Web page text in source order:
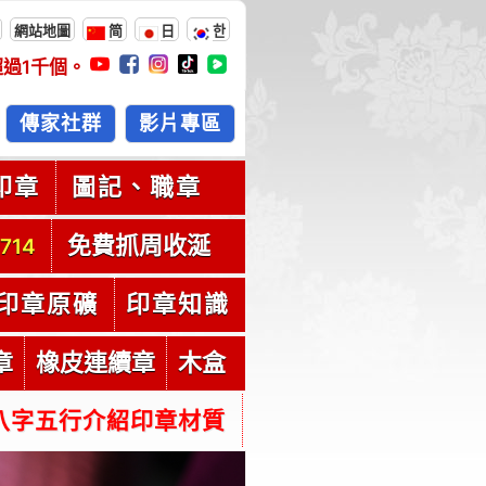
網站地圖 简 日 한
1千個。
傳家社群 影片專區
章 圖記、職章
免費抓周收涎
章原礦 印章知識
橡皮連續章 木盒
字五行介紹印章材質